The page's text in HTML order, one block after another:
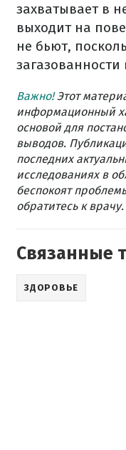
захватывает в
выходит на
не бьют,
загазованности
Важно!Этот
информационный
основой для
выводов.
последних
исследованиях в
беспокоят
обратитесь к врачу.
Связанные
ЗДОРОВЬЕ